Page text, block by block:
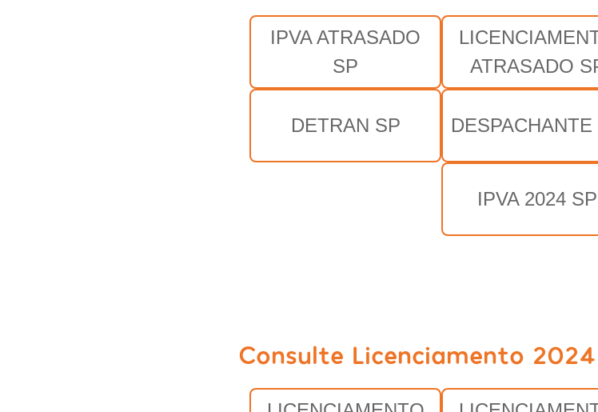
IPVA ATRASADO
SP
ATRASADO
DETRAN SP DESPACHANTE
IPVA 2024 SP
Consulte Licenciamento